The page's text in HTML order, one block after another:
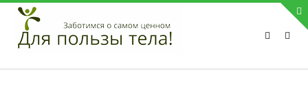
ПРИВЕТСТВУЕМ НА НАШЕМ САЙТЕ
Блок скоро обновится